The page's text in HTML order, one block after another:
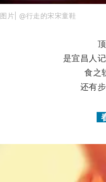
图片| @行走的宋宋童鞋
是宜昌人
食之
还有